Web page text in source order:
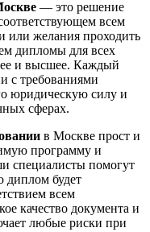
— это решение
всем
или желания проходить
дипломы для всех
и высшее. Каждый
с требованиями
юридическую силу и
сферах.
в Москве прост и
программу и
специалисты помогут
диплом будет
всем
качество документа и
любые риски при